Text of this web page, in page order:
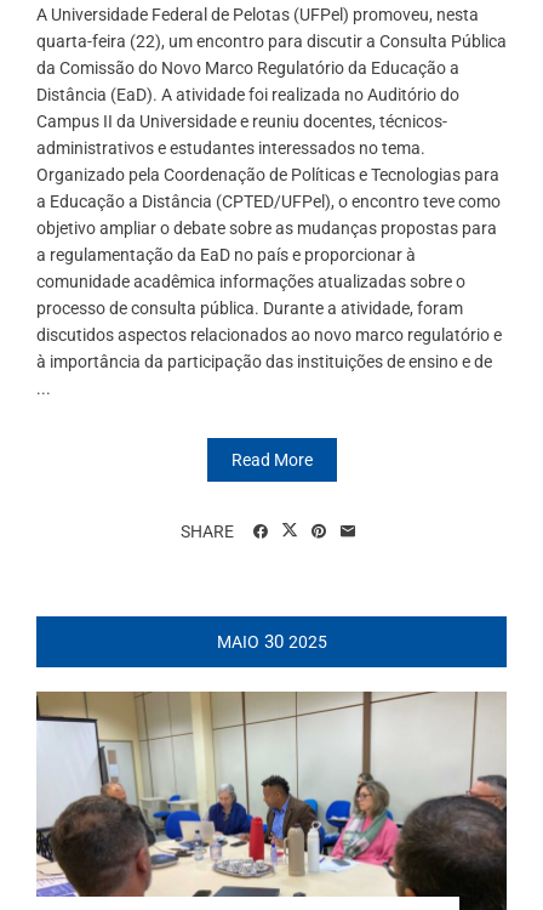
A Universidade Federal de Pelotas (UFPel) promoveu, nesta
quarta-feira (22), um encontro para discutir a Consulta Pública
da Comissão do Novo Marco Regulatório da Educação a
Distância (EaD). A atividade foi realizada no Auditório do
Campus II da Universidade e reuniu docentes, técnicos-
administrativos e estudantes interessados no tema.
Organizado pela Coordenação de Políticas e Tecnologias para
a Educação a Distância (CPTED/UFPel), o encontro teve como
objetivo ampliar o debate sobre as mudanças propostas para
a regulamentação da EaD no país e proporcionar à
comunidade acadêmica informações atualizadas sobre o
processo de consulta pública. Durante a atividade, foram
discutidos aspectos relacionados ao novo marco regulatório e
à importância da participação das instituições de ensino e de
...
Read More
SHARE
MAIO 30 2025